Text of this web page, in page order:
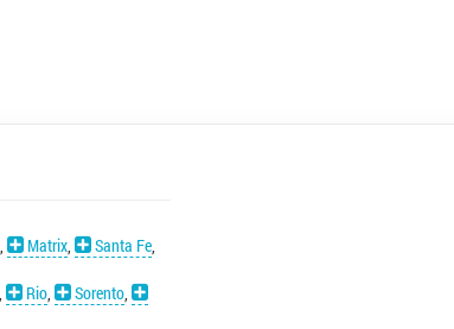
Matrix Santa Fe
Rio Sorento